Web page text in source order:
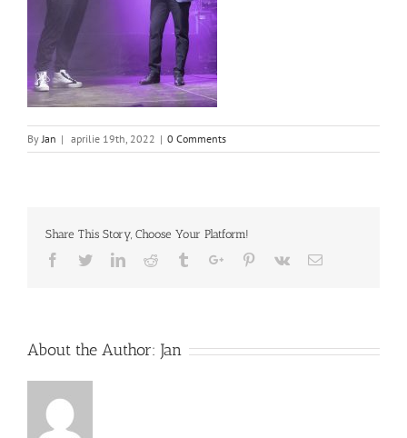
ByJan | aprilie 19th, 2022 | 0 Comments
Share This Story, Choose Your Platform!
Facebook
TwitterLinkedinReddit TumblrGoogle+Pinterest
Vk Email
About the Author: Jan